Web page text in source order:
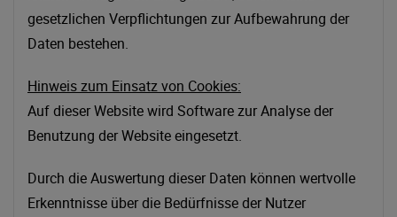
gesetzlichen Verpflichtungen zur Aufbewahrung der
Daten bestehen.
Hinweis zum Einsatz von Cookies:
Auf dieser Website wird Software zur Analyse der
Benutzung der Website eingesetzt.
Durch die Auswertung dieser Daten können wertvolle
Erkenntnisse über die Bedürfnisse der Nutzer